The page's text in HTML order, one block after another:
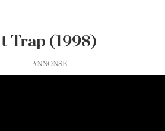
Trap (1998)